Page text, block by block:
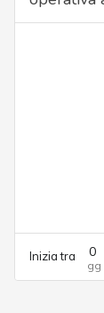
Inizia tra 0